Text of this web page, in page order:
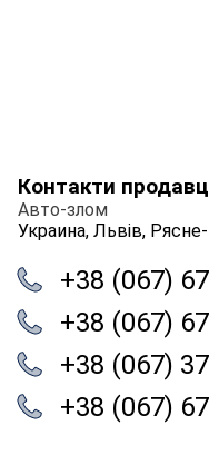
Контакти
Авто-злом
Украина, Львів,
+38 (067)
+38 (067)
+38 (067)
+38 (067)